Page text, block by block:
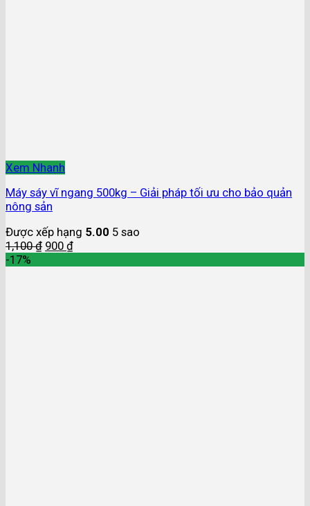
Xem Nhanh
Máy sáy vĩ ngang 500kg – Giải pháp tối ưu cho bảo quản
nông sản
Được xếp hạng 5.00 5 sao
1,100₫ 900 ₫
-17%